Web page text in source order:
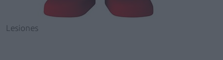
Lesiones